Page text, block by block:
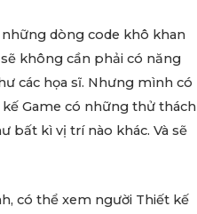
dòng code khô khan
không cần phải có năng
các họa sĩ. Nhưng mình có
Game có những thử thách
bất kì vị trí nào khác. Và sẽ
có thể xem người Thiết kế